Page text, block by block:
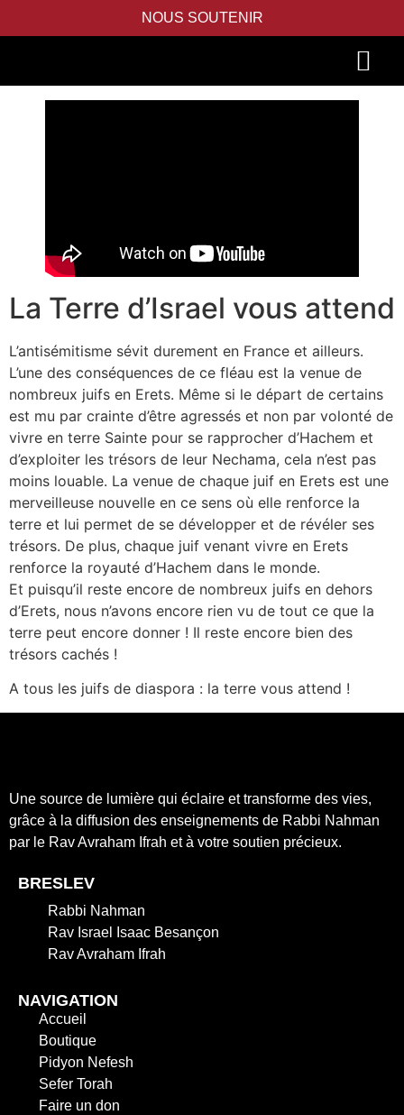
NOUS SOUTENIR
La Terre d’Israel vous attend
L’antisémitisme sévit durement en France et ailleurs.
L’une des conséquences de ce fléau est la venue de
nombreux juifs en Erets. Même si le départ de certains
est mu par crainte d’être agressés et non par volonté de
vivre en terre Sainte pour se rapprocher d’Hachem et
d’exploiter les trésors de leur Nechama, cela n’est pas
moins louable. La venue de chaque juif en Erets est une
merveilleuse nouvelle en ce sens où elle renforce la
terre et lui permet de se développer et de révéler ses
trésors. De plus, chaque juif venant vivre en Erets
renforce la royauté d’Hachem dans le monde.
Et puisqu’il reste encore de nombreux juifs en dehors
d’Erets, nous n’avons encore rien vu de tout ce que la
terre peut encore donner ! Il reste encore bien des
trésors cachés !
A tous les juifs de diaspora : la terre vous attend !
Une source de lumière qui éclaire et transforme des vies,
grâce à la diffusion des enseignements de Rabbi Nahman
par le Rav Avraham Ifrah et à votre soutien précieux.
BRESLEV
Rabbi Nahman
Rav Israel Isaac Besançon
Rav Avraham Ifrah
NAVIGATION
Accueil
Boutique
Pidyon Nefesh
Sefer Torah
Faire un don